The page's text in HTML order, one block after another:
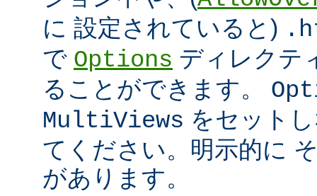
に 設定されていると)
で Options ディレクテ
ることができます。
MultiViews をセット
てください。明示的に
があります。